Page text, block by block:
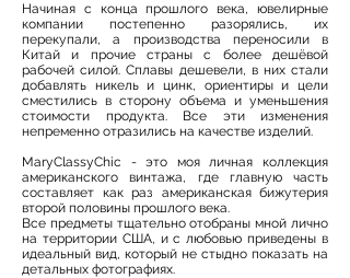
Начиная с конца прошлого века, ювелирные
компании постепенно разорялись, их
перекупали, а производства переносили в
Китай и прочие страны с более дешёвой
рабочей силой. Сплавы дешевели, в них стали
добавлять никель и цинк, ориентиры и цели
сместились в сторону объема и уменьшения
стоимости продукта. Все эти изменения
непременно отразились на качестве изделий.
MaryClassyChic - это моя личная коллекция
американского винтажа, где главную часть
составляет как раз американская бижутерия
второй половины прошлого века.
Все предметы тщательно отобраны мной лично
на территории США, и с любовью приведены в
идеальный вид, который не стыдно показать на
детальных фотографиях.